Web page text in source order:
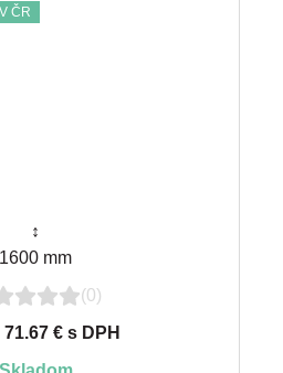
ČR
↕
1600 mm
(0)
€ s DPH